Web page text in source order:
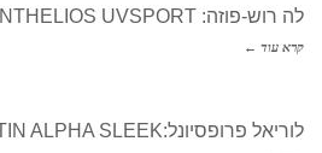
לה רוש-פוזה: ANTHELIOS UVSPORT
קרא עוד ←
לוריאל פרופסיונל:KERATIN ALPHA SLEEK